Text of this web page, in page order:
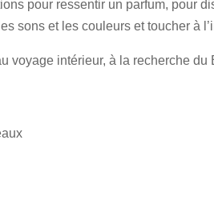
pour ressentir un parfum, pour
sons et les couleurs et toucher à
voyage intérieur, à la recherche du